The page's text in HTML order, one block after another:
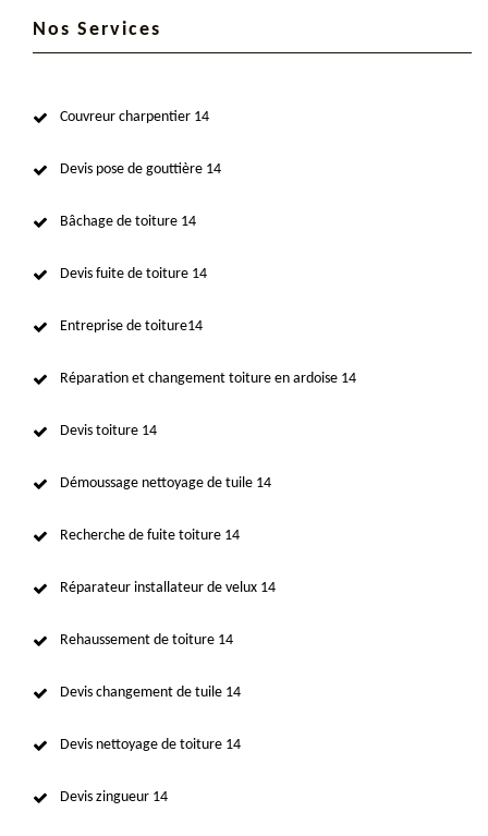
Nos Services
Couvreur charpentier 14
Devis pose de gouttière 14
Bâchage de toiture 14
Devis fuite de toiture 14
Entreprise de toiture14
Réparation et changement toiture en ardoise 14
Devis toiture 14
Démoussage nettoyage de tuile 14
Recherche de fuite toiture 14
Réparateur installateur de velux 14
Rehaussement de toiture 14
Devis changement de tuile 14
Devis nettoyage de toiture 14
Devis zingueur 14